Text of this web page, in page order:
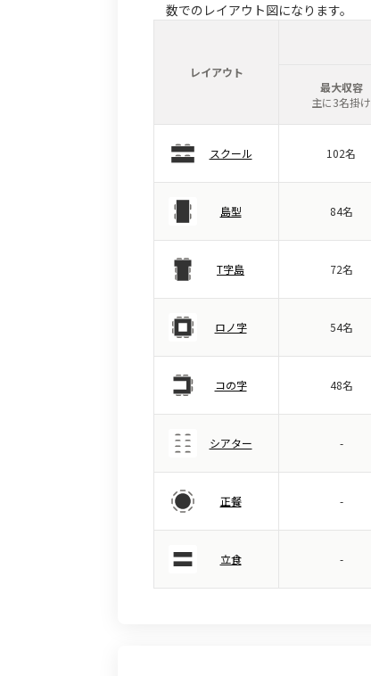
数でのレイアウト図になります。
レイアウト
最大収容
主に3名掛け
スクール 102名
島型 84名
T字島 72名
ロノ字 54名
コの字 48名
シアター -
正餐 -
立食 -